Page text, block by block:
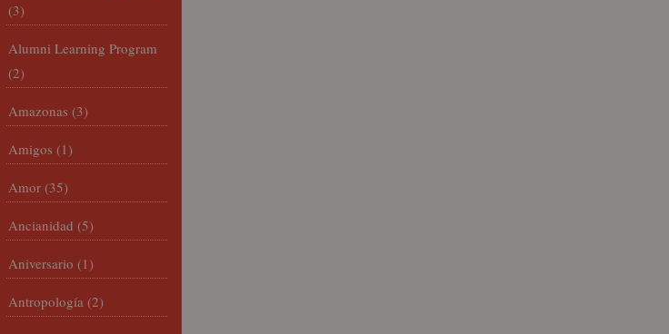
(3)
Alumni Learning Program
(2)
Amazonas (3)
Amigos (1)
Amor (35)
Ancianidad (5)
Aniversario (1)
Antropología (2)